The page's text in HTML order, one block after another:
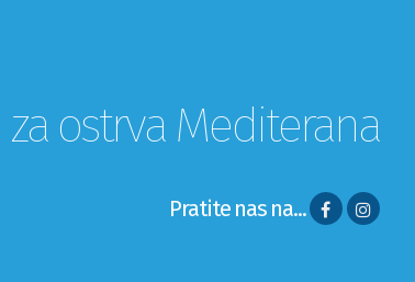
ostrva Mediterana
Pratite nas na...